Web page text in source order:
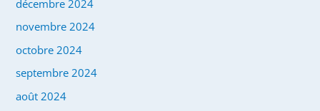
décembre 2024
novembre 2024
octobre 2024
septembre 2024
août 2024